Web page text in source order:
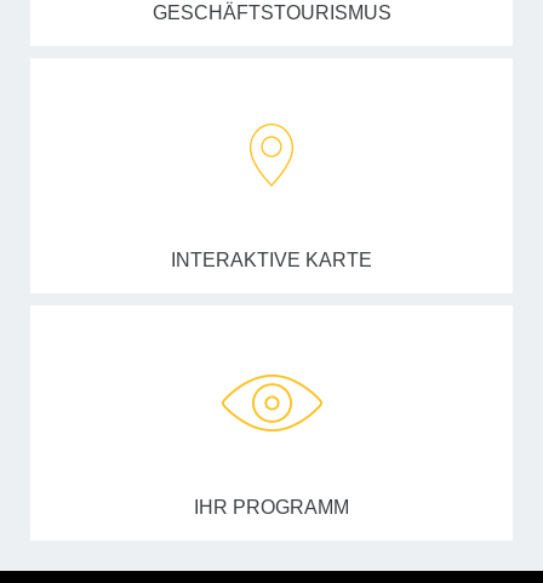
GESCHÄFTSTOURISMUS
INTERAKTIVE KARTE
IHR PROGRAMM